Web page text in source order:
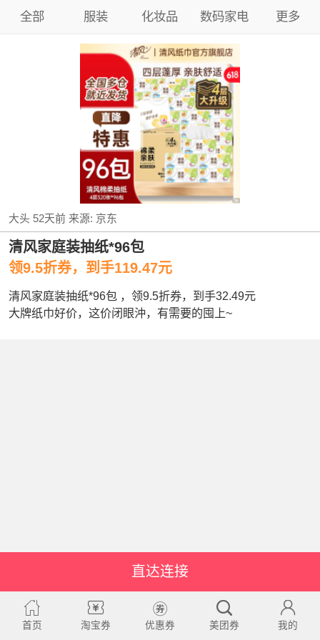
全部 服装 化妆品 数码家电 更多
大头 52天前来源: 京东
清风家庭装抽纸*96包
领9.5折券，到手119.47元
清风家庭装抽纸*96包 ，领9.5折券，到手32.49元
大牌纸巾好价，这价闭眼沖，有需要的囤上~
直达连接
首页 淘宝券 优惠券 美团券 我的